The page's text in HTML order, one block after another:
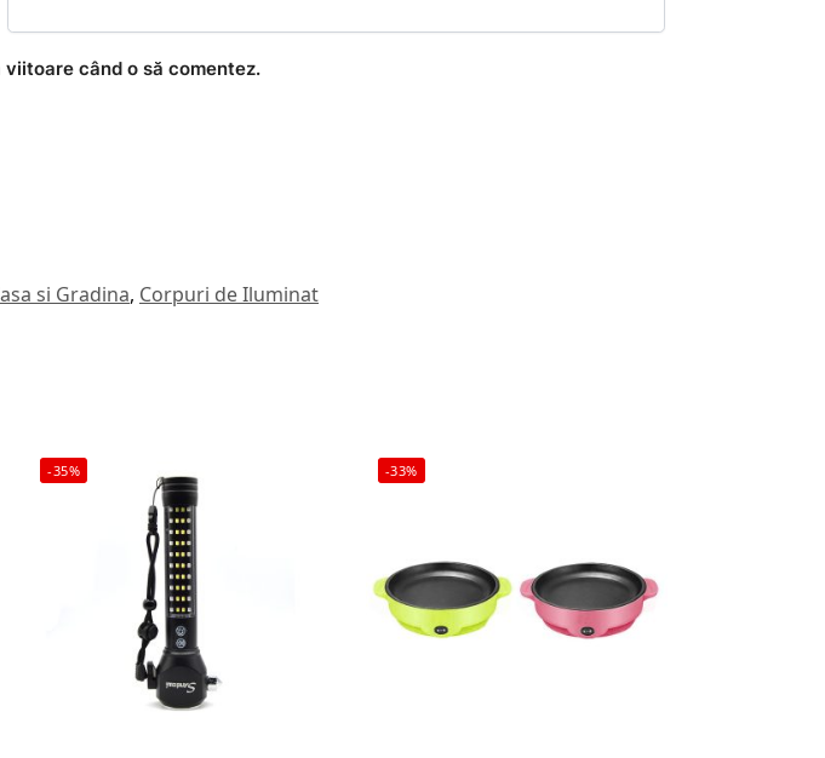
când o să comentez.
si Gradina, Corpuri de Iluminat
-35% -33%